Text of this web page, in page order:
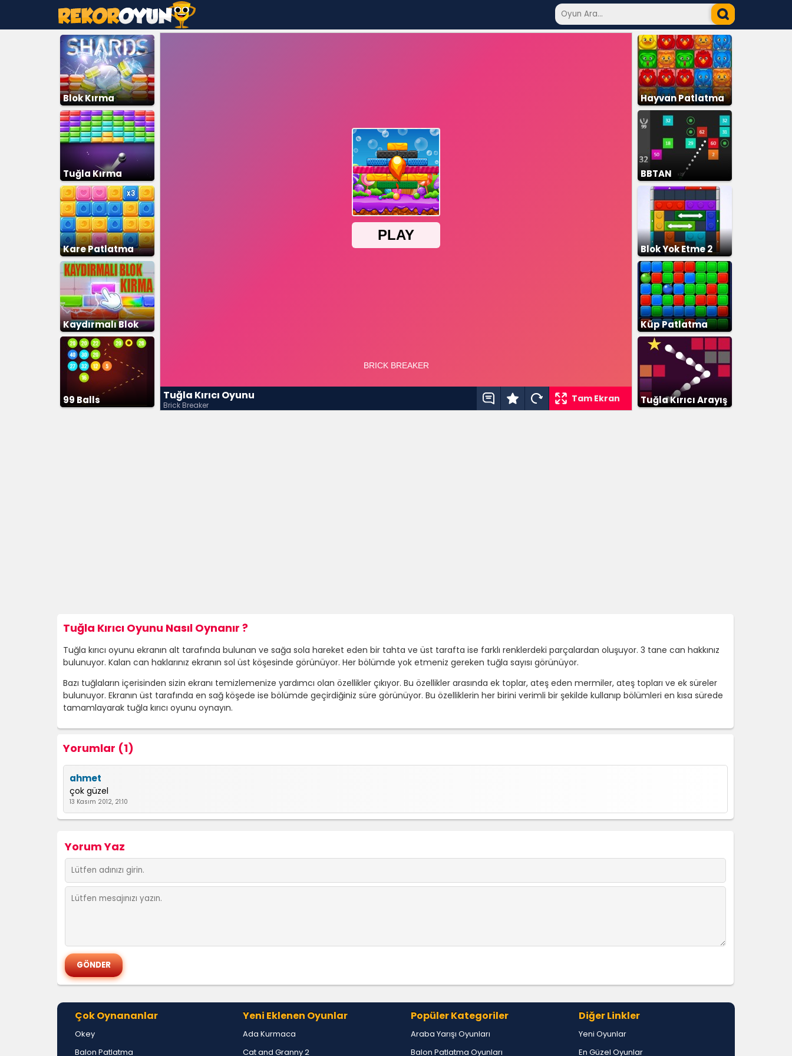
Blok Kırma
Tuğla Kırma
Kare Patlatma
Kaydırmalı Blok
Kırma
99 Balls Tuğla Kırıcı Oyunu
Brick Breaker
Tam Ekran
Hayvan Patlatma
BBTAN
Blok Yok Etme 2
Küp Patlatma
Tuğla Kırıcı Arayış
Tuğla Kırıcı Oyunu Nasıl Oynanır ?
Tuğla kırıcı oyunu ekranın alt tarafında bulunan ve sağa sola hareket eden bir tahta ve üst tarafta ise farklı renklerdeki parçalardan oluşuyor. 3 tane can hakkınız
bulunuyor. Kalan can haklarınız ekranın sol üst köşesinde görünüyor. Her bölümde yok etmeniz gereken tuğla sayısı görünüyor.
Bazı tuğlaların içerisinden sizin ekranı temizlemenize yardımcı olan özellikler çıkıyor. Bu özellikler arasında ek toplar, ateş eden mermiler, ateş topları ve ek süreler
bulunuyor. Ekranın üst tarafında en sağ köşede ise bölümde geçirdiğiniz süre görünüyor. Bu özelliklerin her birini verimli bir şekilde kullanıp bölümleri en kısa sürede
tamamlayarak tuğla kırıcı oyunu oynayın.
Yorumlar (1)
ahmet
çok güzel
13 Kasım 2012, 21:10
Yorum Yaz
Çok Oynananlar
Okey
Balon Patlatma
Yeni Eklenen Oyunlar
Ada Kurmaca
Cat and Granny 2
Popüler Kategoriler
Araba Yarışı Oyunları
Balon Patlatma Oyunları
Diğer Linkler
Yeni Oyunlar
En Güzel Oyunlar